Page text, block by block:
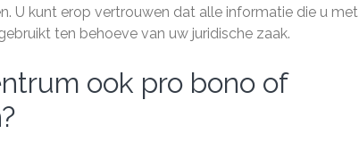
U kunt erop vertrouwen dat alle informatie die u met
ten behoeve van uw juridische zaak.
ook pro bono of